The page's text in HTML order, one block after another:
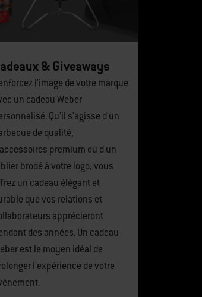
& Giveaways
l'image de votre marque
un cadeau Weber
Qu'il s'agisse d'un
de qualité,
premium ou d'un
brodé à votre logo, vous
un cadeau élégant et
que vos relations et
apprécieront
des années. Un cadeau
est le moyen idéal de
l'expérience de votre